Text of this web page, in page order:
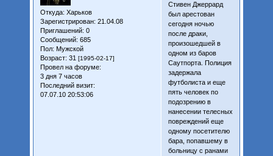
Откуда: Харьков
Зарегистрирован: 21.04.08
Приглашений: 0
Сообщений: 685
Пол: Мужской
Возраст: 31 [1995-02-17]
Провел на форуме:
3 дня 7 часов
Последний визит:
07.07.10 20:53:06
Стивен Джеррард
был арестован
сегодня ночью
после драки,
произошедшей в
одном из баров
Саутпорта. Полиция
задержала
футболиста и еще
пять человек по
подозрению в
нанесении телесных
повреждений еще
одному посетителю
бара, попавшему в
больницу с ранами